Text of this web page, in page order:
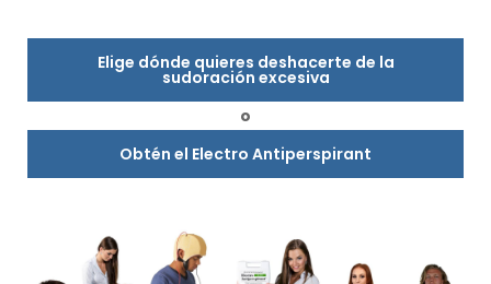
Elige dónde quieres deshacerte de la
sudoración excesiva
o
Obtén el Electro Antiperspirant